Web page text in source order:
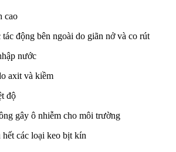
cao
động bên ngoài do giãn nở và co rút
nước
axit và kiềm
độ
gây ô nhiễm cho môi trường
các loại keo bịt kín